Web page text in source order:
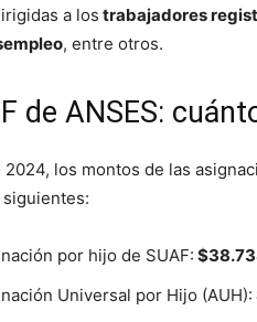
a los trabajadores
, entre otros.
de ANSES:
2024, los montos de las
siguientes:
por hijo de SUAF:
Universal por Hijo (AUH):